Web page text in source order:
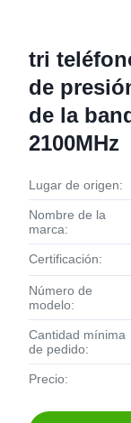
tri
de
de la
2100MHz
Lugar de origen:
Nombre de la
marca:
Certificación:
Número de
modelo:
Cantidad mínima
de pedido:
Precio: